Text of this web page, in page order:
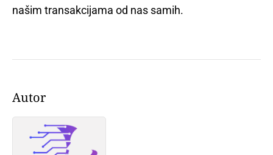
našim transakcijama od nas samih.
Autor